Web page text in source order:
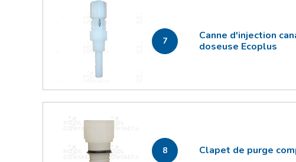
7
Canne d'injection
doseuse Ecoplus
8 Clapet de purge